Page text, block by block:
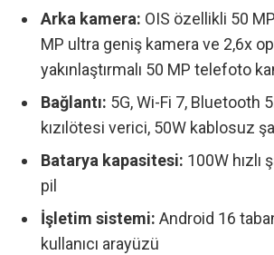
Arka kamera: OIS özellikli 50
MP ultra geniş kamera ve 2,6x
yakınlaştırmalı 50 MP telefoto
Bağlantı: 5G, Wi-Fi 7, Bluetooth
kızılötesi verici, 50W kablosuz
Batarya kapasitesi: 100W hızlı
pil
İşletim sistemi: Android 16
kullanıcı arayüzü